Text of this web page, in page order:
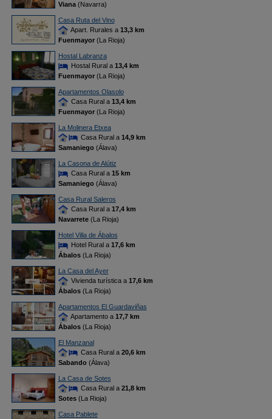
Viana(Navarra)
Casa Ruta del Vino
Apart. Rurales a 13,3 km
Fuenmayor(La Rioja)
Hostal Labranza
Hostal Rural a 13,4 km
Fuenmayor(La Rioja)
Apartamentos Olasolo
Casa Rural a 13,4 km
Fuenmayor(La Rioja)
La Molinera Etxea
Casa Rural a 14,9 km
Samaniego(Álava)
La Casona de Alútiz
Casa Rural a 15 km
Samaniego(Álava)
Casa Rural Saleros
Casa Rural a 17,4 km
Navarrete(La Rioja)
Hotel Villa de Ábalos
Hotel Rural a 17,6 km
Ábalos(La Rioja)
La Casa del Ayer
Vivienda turística a 17,6 km
Ábalos(La Rioja)
Apartamentos El Guardaviñas
Apartamento a 17,7 km
Ábalos(La Rioja)
El Manzanal
Casa Rural a 20,6 km
Sabando(Álava)
La Casa de Sotes
Casa Rural a 21,8 km
Sotes(La Rioja)
Casa Pablete